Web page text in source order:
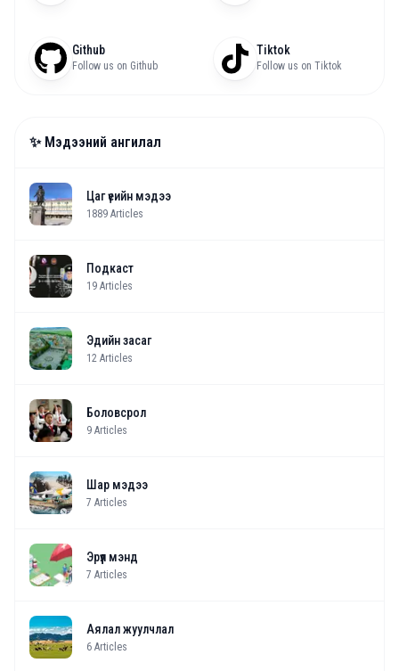
Github
Follow us on Github
Tiktok
Follow us on Tiktok
✨ Мэдээний ангилал
Цаг үеийн мэдээ
1889 Articles
Подкаст
19 Articles
Эдийн засаг
12 Articles
Боловсрол
9 Articles
Шар мэдээ
7 Articles
Эрүүл мэнд
7 Articles
Аялал жуулчлал
6 Articles